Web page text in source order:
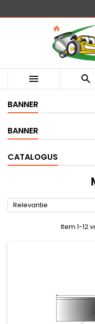
 
BANNER
BANNER
CATALOGUS
Relevantie
Item 1-12